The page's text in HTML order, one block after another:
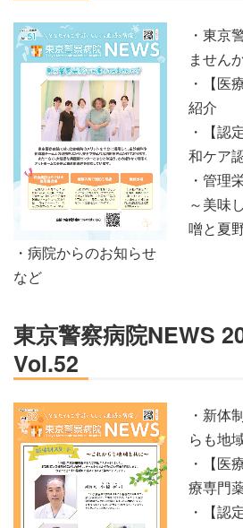
・東京
ません
・【医
紹介
・【認
和ケア
・管理
～美味
噌と夏
・病院からのお知らせ
など
東京警察病院NEWS
Vol.52
・新体
らも地
・【医
療専門
・【認